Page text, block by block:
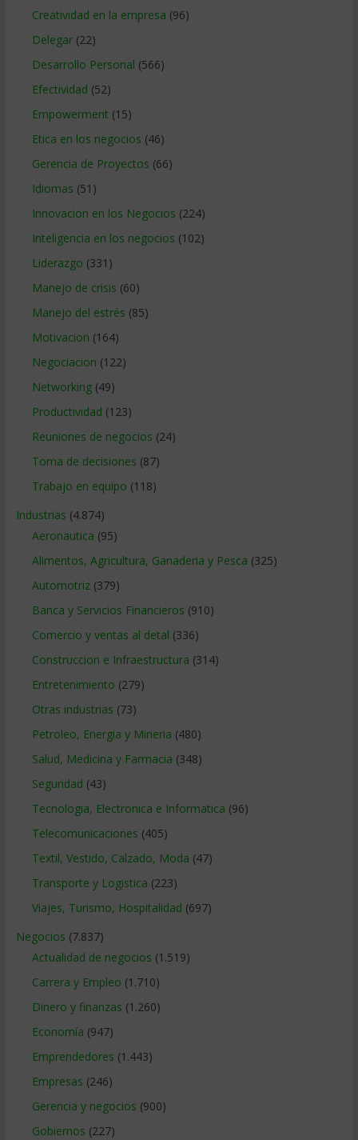
Creatividad en la empresa (96)
Delegar(22)
Desarrollo Personal (566)
Efectividad (52)
Empowerment (15)
Etica en los negocios (46)
Gerencia de Proyectos (66)
Idiomas (51)
Innovacion en los Negocios (224)
Inteligencia en los negocios (102)
Liderazgo (331)
Manejo de crisis (60)
Manejo del estrés (85)
Motivacion (164)
Negociacion (122)
Networking(49)
Productividad (123)
Reuniones de negocios (24)
Toma de decisiones (87)
Trabajo en equipo (118)
Industrias (4.874)
Aeronautica (95)
Alimentos, Agricultura, Ganaderia y Pesca (325)
Automotriz(379)
Banca y Servicios Financieros (910)
Comercio y ventas al detal (336)
Construccion e Infraestructura (314)
Entretenimiento (279)
Otras industrias (73)
Petroleo, Energia y Mineria (480)
Salud, Medicina y Farmacia (348)
Seguridad (43)
Tecnologia, Electronica e Informatica (96)
Telecomunicaciones (405)
Textil, Vestido, Calzado, Moda (47)
Transporte y Logistica (223)
Viajes, Turismo, Hospitalidad (697)
Negocios (7.837)
Actualidad de negocios (1.519)
Carrera y Empleo (1.710)
Dinero y finanzas (1.260)
Economía (947)
Emprendedores (1.443)
Empresas (246)
Gerencia y negocios (900)
Gobiernos (227)